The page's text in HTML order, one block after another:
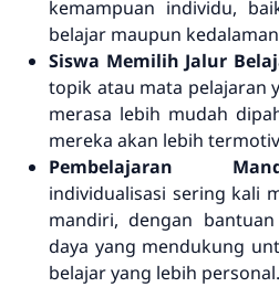
kemampuan individu,
belajar maupun
Siswa Memilih Jalur
topik atau mata pelajaran
merasa lebih mudah
mereka akan lebih
Pembelajaran
individualisasi sering kali
mandiri, dengan
daya yang mendukung
belajar yang lebih personal.